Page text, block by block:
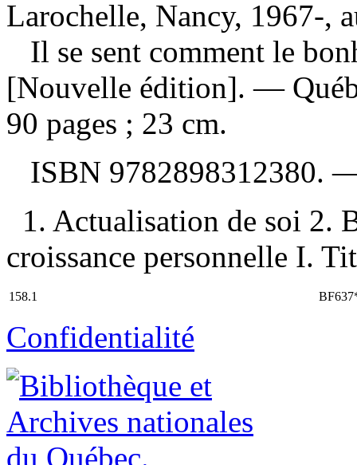
Larochelle, Nancy, 1967-,
Il se sent comment le
[Nouvelle édition]. —
90 pages ; 23 cm.
ISBN 9782898312380.
1. Actualisation de soi 2.
croissance personnelle I.
158.1
Confidentialité